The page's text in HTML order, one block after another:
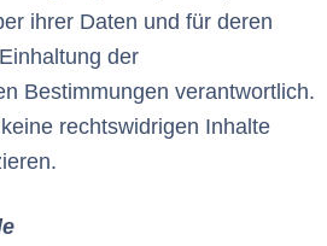
ihrer Daten und für deren
der
Bestimmungen verantwortlich.
rechtswidrigen Inhalte